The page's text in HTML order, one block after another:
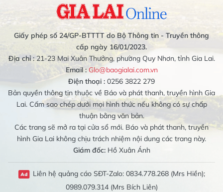
Giấy phép số 24/GP-BTTTT do Bộ Thông tin - Truyền thông
cấp ngày 16/01/2023.
Địa chỉ :21-23 Mai Xuân Thưởng, phường Quy Nhơn, tỉnh Gia Lai.
Email : Glo@baogialai.com.vn
Điện thoại : 0256 3822 279
Bản quyền thông tin thuộc về Báo và phát thanh, truyền hình Gia
Lai. Cấm sao chép dưới mọi hình thức nếu không có sự chấp
thuận bằng văn bản.
Các trang sẽ mở ra tại cửa sổ mới. Báo và phát thanh, truyền
hình Gia Lai không chịu trách nhiệm nội dung các trang này.
Giám đốc:Hồ Xuân Ánh
Liên hệ quảng cáo SĐT-Zalo: 0834.778.268 (Mrs Hiền);
0989.079.314 (Mrs Bích Liên)